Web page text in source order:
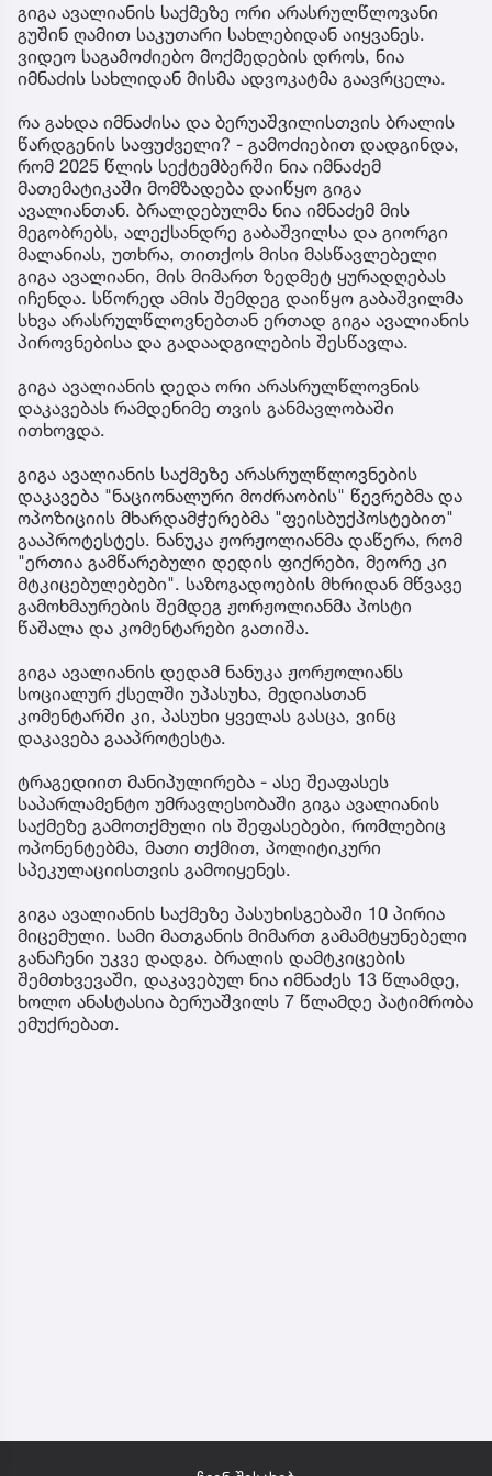
გიგა ავალიანის საქმეზე ორი არასრულწლოვანი
გუშინ ღამით საკუთარი სახლებიდან აიყვანეს.
ვიდეო საგამოძიებო მოქმედების დროს, ნია
იმნაძის სახლიდან მისმა ადვოკატმა გაავრცელა.
რა გახდა იმნაძისა და ბერუაშვილისთვის ბრალის
წარდგენის საფუძველი? - გამოძიებით დადგინდა,
რომ 2025 წლის სექტემბერში ნია იმნაძემ
მათემატიკაში მომზადება დაიწყო გიგა
ავალიანთან. ბრალდებულმა ნია იმნაძემ მის
მეგობრებს, ალექსანდრე გაბაშვილსა და გიორგი
მალანიას, უთხრა, თითქოს მისი მასწავლებელი
გიგა ავალიანი, მის მიმართ ზედმეტ ყურადღებას
იჩენდა. სწორედ ამის შემდეგ დაიწყო გაბაშვილმა
სხვა არასრულწლოვნებთან ერთად გიგა ავალიანის
პიროვნებისა და გადაადგილების შესწავლა.
გიგა ავალიანის დედა ორი არასრულწლოვნის
დაკავებას რამდენიმე თვის განმავლობაში
ითხოვდა.
გიგა ავალიანის საქმეზე არასრულწლოვნების
დაკავება "ნაციონალური მოძრაობის" წევრებმა და
ოპოზიციის მხარდამჭერებმა "ფეისბუქპოსტებით"
გააპროტესტეს. ნანუკა ჟორჟოლიანმა დაწერა, რომ
"ერთია გამწარებული დედის ფიქრები, მეორე კი
მტკიცებულებები". საზოგადოების მხრიდან მწვავე
გამოხმაურების შემდეგ ჟორჟოლიანმა პოსტი
წაშალა და კომენტარები გათიშა.
გიგა ავალიანის დედამ ნანუკა ჟორჟოლიანს
სოციალურ ქსელში უპასუხა, მედიასთან
კომენტარში კი, პასუხი ყველას გასცა, ვინც
დაკავება გააპროტესტა.
ტრაგედიით მანიპულირება - ასე შეაფასეს
საპარლამენტო უმრავლესობაში გიგა ავალიანის
საქმეზე გამოთქმული ის შეფასებები, რომლებიც
ოპონენტებმა, მათი თქმით, პოლიტიკური
სპეკულაციისთვის გამოიყენეს.
გიგა ავალიანის საქმეზე პასუხისგებაში 10 პირია
მიცემული. სამი მათგანის მიმართ გამამტყუნებელი
განაჩენი უკვე დადგა. ბრალის დამტკიცების
შემთხვევაში, დაკავებულ ნია იმნაძეს 13 წლამდე,
ხოლო ანასტასია ბერუაშვილს 7 წლამდე პატიმრობა
ემუქრებათ.